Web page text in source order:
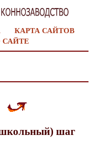
КАРТА САЙТОВ
САЙТЕ
шаг